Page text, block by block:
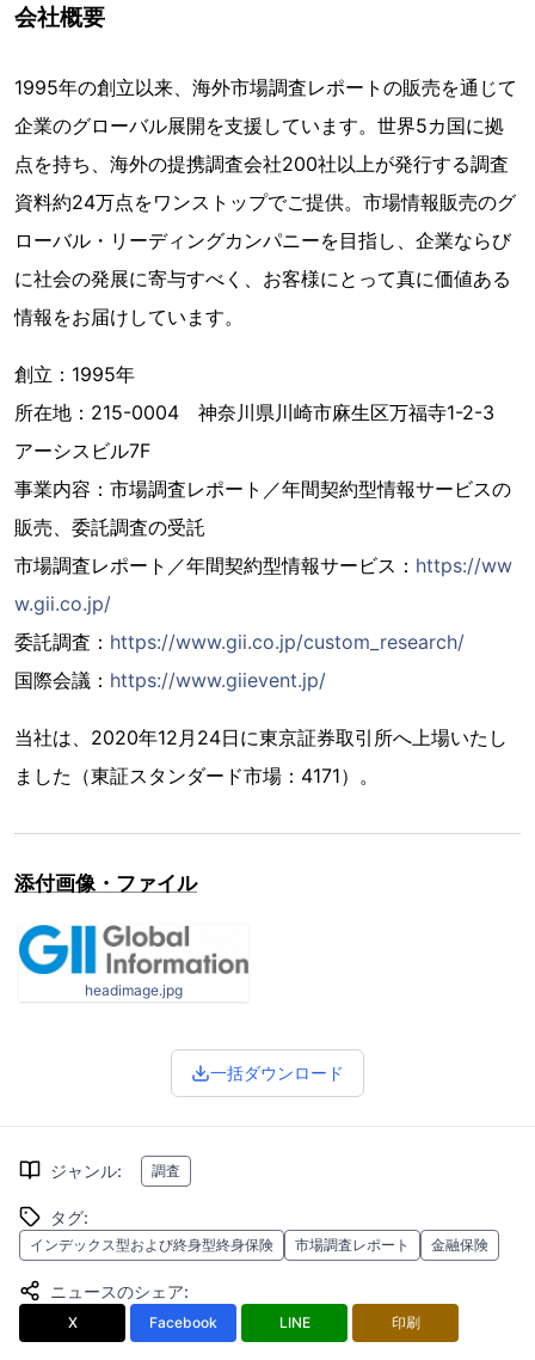
会社概要
1995年の創立以来、海外市場調査レポートの販売を通じて
企業のグローバル展開を支援しています。世界5カ国に拠
点を持ち、海外の提携調査会社200社以上が発行する調査
資料約24万点をワンストップでご提供。市場情報販売のグ
ローバル・リーディングカンパニーを目指し、企業ならび
に社会の発展に寄与すべく、お客様にとって真に価値ある
情報をお届けしています。
創立：1995年
所在地：215-0004 神奈川県川崎市麻生区万福寺1-2-3
アーシスビル7F
事業内容：市場調査レポート／年間契約型情報サービスの
販売、委託調査の受託
市場調査レポート／年間契約型情報サービス： https://ww
w.gii.co.jp/
委託調査： https://www.gii.co.jp/custom_research/
国際会議： https://www.giievent.jp/
当社は、2020年12月24日に東京証券取引所へ上場いたし
ました（東証スタンダード市場：4171）。
添付画像・ファイル
headimage.jpg
一括ダウンロード
ジャンル: 調査
タグ:
インデックス型および終身型終身保険 市場調査レポート 金融保険
ニュースのシェア:
X Facebook LINE 印刷